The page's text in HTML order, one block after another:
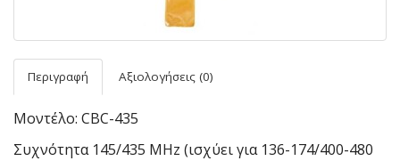
Περιγραφή Αξιολογήσεις (0)
Μοντέλο: CBC-435
Συχνότητα 145/435 MHz (ισχύει για 136-174/400-480